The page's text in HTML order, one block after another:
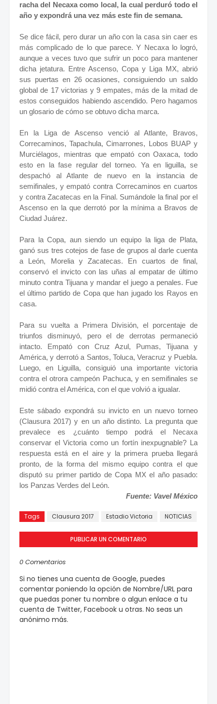
racha del Necaxa como local, la cual perduró todo el
año y expondrá una vez más este fin de semana.
Se dice fácil, pero durar un año con la casa sin caer es
más complicado de lo que parece. Y Necaxa lo logró,
aunque a veces tuvo que sufrir un poco para mantener
dicha jetatura. Entre Ascenso, Copa y Liga MX, abrió
sus puertas en 26 ocasiones, consiguiendo un saldo
global de 17 victorias y 9 empates, más de la mitad de
estos conseguidos habiendo ascendido. Pero hagamos
un glosario de cómo se obtuvo dicha marca.
En la Liga de Ascenso venció al Atlante, Bravos,
Correcaminos, Tapachula, Cimarrones, Lobos BUAP y
Murciélagos, mientras que empató con Oaxaca, todo
esto en la fase regular del torneo. Ya en liguilla, se
despachó al Atlante de nuevo en la instancia de
semifinales, y empató contra Correcaminos en cuartos
y contra Zacatecas en la Final. Sumándole la final por el
Ascenso en la que derrotó por la mínima a Bravos de
Ciudad Juárez.
Para la Copa, aun siendo un equipo la liga de Plata,
ganó sus tres cotejos de fase de grupos al darle cuenta
a León, Morelia y Zacatecas. En cuartos de final,
conservó el invicto con las uñas al empatar de último
minuto contra Tijuana y mandar el juego a penales. Fue
el último partido de Copa que han jugado los Rayos en
casa.
Para su vuelta a Primera División, el porcentaje de
triunfos disminuyó, pero el de derrotas permaneció
intacto. Empató con Cruz Azul, Pumas, Tijuana y
América, y derrotó a Santos, Toluca, Veracruz y Puebla.
Luego, en Liguilla, consiguió una importante victoria
contra el otrora campeón Pachuca, y en semifinales se
midió contra el América, con el que volvió a igualar.
Este sábado expondrá su invicto en un nuevo torneo
(Clausura 2017) y en un año distinto. La pregunta que
prevalece es ¿cuánto tiempo podrá el Necaxa
conservar el Victoria como un fortín inexpugnable? La
respuesta está en el aire y la primera prueba llegará
pronto, de la forma del mismo equipo contra el que
disputó su primer partido de Copa MX el año pasado:
los Panzas Verdes del León.
Fuente: Vavel México
Tags Clausura 2017 Estadio Victoria NOTICIAS
PUBLICAR UN COMENTARIO
0 Comentarios
Si no tienes una cuenta de Google, puedes
comentar poniendo la opción de Nombre/URL para
que puedas poner tu nombre o algun enlace a tu
cuenta de Twitter, Facebook u otras. No seas un
anónimo más.